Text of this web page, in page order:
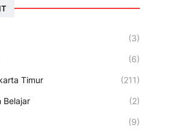
(3)
(6)
Timur (211)
Belajar (2)
(9)